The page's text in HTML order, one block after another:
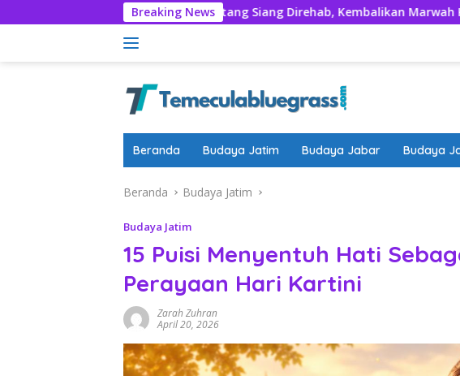
ke
Breaking News
Rumentang Siang Direhab, Kembalikan Marwah Karya Seni Era
Beranda Budaya Jatim Budaya Jabar Budaya
Beranda Budaya Jatim
Budaya Jatim
15 Puisi Menyentuh Hati
Perayaan Hari Kartini
Zarah Zuhran
April 20, 2026